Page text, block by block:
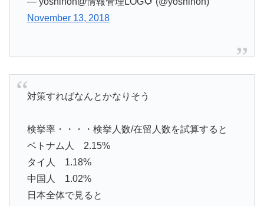
November 13, 2018
対策すればなんとかなりそう
検挙率・・・・検挙人数/在留人数を試算すると
ベトナム人 2.15%
タイ人 1.18%
中国人 1.02%
日本全体で見ると